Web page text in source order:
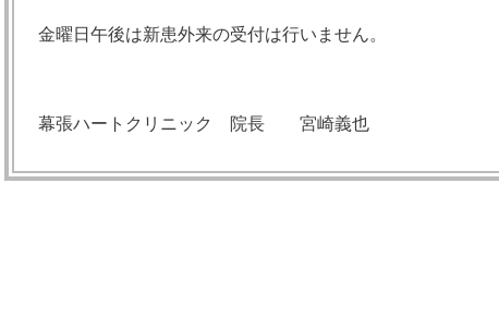
金曜日午後は新患外来の受付は行いません。
幕張ハートクリニック 院長 宮崎義也